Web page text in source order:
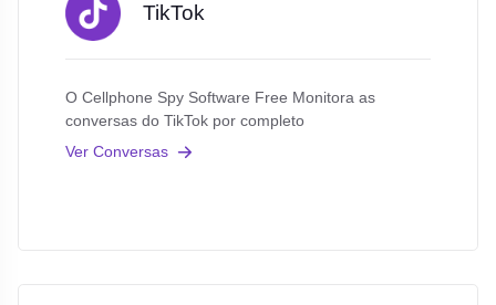
TikTok
O Cellphone Spy Software Free Monitora as
conversas do TikTok por completo
Ver Conversas